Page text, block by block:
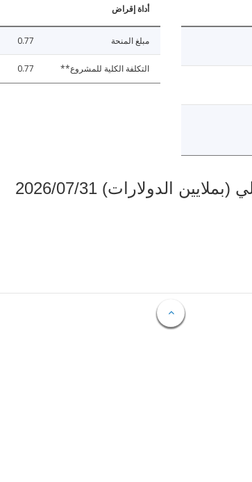
أداة إقراض
مبلغ المنحة 0.77
التكلفة الكلية للمشروع** 0.77
الدولارات) 2026/07/31